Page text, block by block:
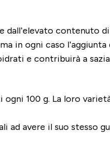
contenuto
in ogni caso l’aggiunta
e contribuirà a
100 g. La loro
avere il suo stesso